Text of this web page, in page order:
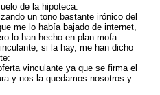
de la hipoteca.
un tono bastante irónico del
me lo había bajado de internet,
lo han hecho en plan mofa.
si la hay, me han dicho
vinculante ya que se firma el
y nos la quedamos nosotros y